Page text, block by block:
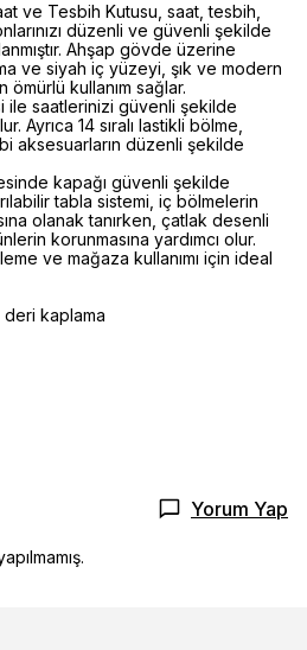
ve Tesbih Kutusu, saat, tesbih,
düzenli ve güvenli şekilde
Ahşap gövde üzerine
ve siyah iç yüzeyi, şık ve modern
kullanım sağlar.
ile saatlerinizi güvenli şekilde
Ayrıca 14 sıralı lastikli bölme,
aksesuarların düzenli şekilde
kapağı güvenli şekilde
tabla sistemi, iç bölmelerin
olanak tanırken, çatlak desenli
korunmasına yardımcı olur.
ve mağaza kullanımı için ideal
kaplama
Yorum Yap